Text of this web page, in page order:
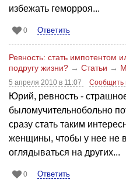
избежать геморроя...
0 Ответить
Ревность: стать импотентом
подругу жизни? → Статьи →
5 апреля 2010 в 11:07 Сообщить
Юрий, ревность -
быломучительнобольно
сразу стать таким
женщины, чтобы у нее не
оглядываться на других...
0 Ответить